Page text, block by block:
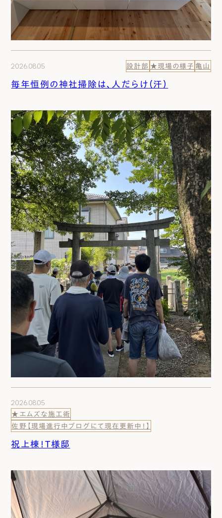
2026.08.05 設計部 ★現場の様子 亀山
毎年恒例の神社掃除は、人だらけ（汗）
2026.08.05
★エムズな施工術
佐野【現場進行中ブログにて現在更新中！】
祝上棟！T様邸